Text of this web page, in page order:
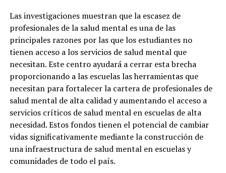
Las investigaciones muestran que la escasez de
profesionales de la salud mental es una de las
principales razones por las que los estudiantes no
tienen acceso a los servicios de salud mental que
necesitan. Este centro ayudará a cerrar esta brecha
proporcionando a las escuelas las herramientas que
necesitan para fortalecer la cartera de profesionales de
salud mental de alta calidad y aumentando el acceso a
servicios críticos de salud mental en escuelas de alta
necesidad. Estos fondos tienen el potencial de cambiar
vidas significativamente mediante la construcción de
una infraestructura de salud mental en escuelas y
comunidades de todo el país.